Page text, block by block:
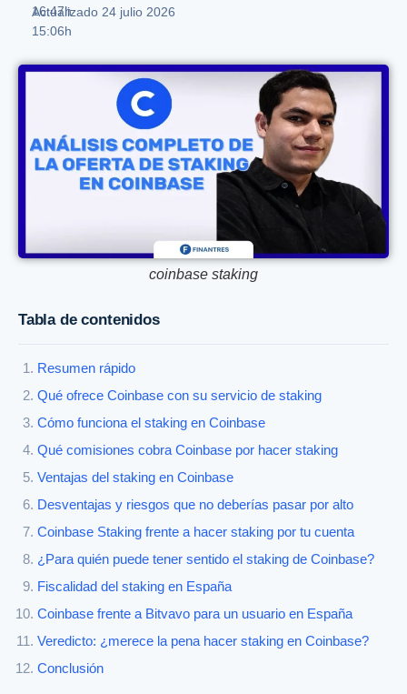
16:47h
Actualizado 24 julio 2026
15:06h
coinbase staking
Tabla de contenidos
Resumen rápido
Qué ofrece Coinbase con su servicio de staking
Cómo funciona el staking en Coinbase
Qué comisiones cobra Coinbase por hacer staking
Ventajas del staking en Coinbase
Desventajas y riesgos que no deberías pasar por alto
Coinbase Staking frente a hacer staking por tu cuenta
¿Para quién puede tener sentido el staking de Coinbase?
Fiscalidad del staking en España
Coinbase frente a Bitvavo para un usuario en España
Veredicto: ¿merece la pena hacer staking en Coinbase?
Conclusión